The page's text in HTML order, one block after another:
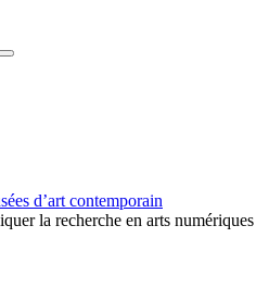
d’art contemporain
la recherche en arts numériques